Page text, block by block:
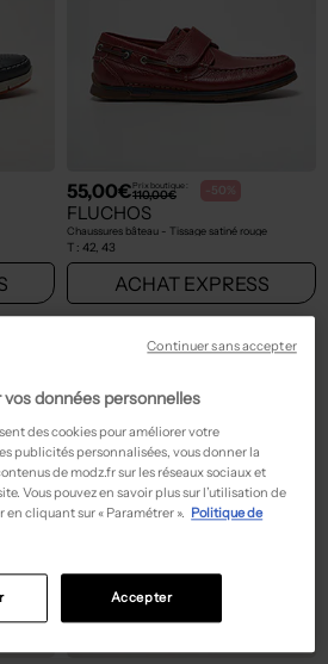
55,00€Prix boutique :
110,00€ -50%
FLUCHOS
Chaussures bâteau - Tissage satiné rouge
T : 42, 43
ACHAT EXPRESS
données personnelles
des cookies pour améliorer votre
publicités personnalisées, vous donner la
de modz.fr sur les réseaux sociaux et
Vous pouvez en savoir plus sur l’utilisation de
cliquant sur « Paramétrer ». Politique de
Accepter
Continuer sans accepter